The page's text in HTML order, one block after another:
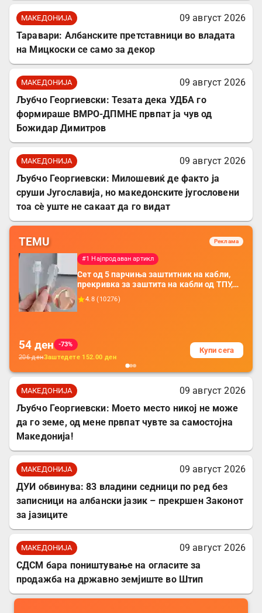
МАКЕДОНИЈА
09 август 2026
Таравари: Албанските претставници во владата
на Мицкоски се само за декор
МАКЕДОНИЈА
09 август 2026
Љубчо Георгиевски: Тезата дека УДБА го
формираше ВМРО-ДПМНЕ првпат ја чув од
Божидар Димитров
МАКЕДОНИЈА
09 август 2026
Љубчо Георгиевски: Милошевиќ де факто ја
сруши Југославија, но македонските југословени
тоа сè уште не сакаат да го видат
TEMU Реклама
#1 Најпродаван артикл
Сет од 5 парчиња заштитник на кабли,
прекривка за заштита на кабли од ТПУ,
додатоци за заштита на кабли, без
батерија, за мобилни телефони, комплет
4.8 (10276)
54 ден
-73%
206денЗаштедете 152.00 ден
Купи сега
МАКЕДОНИЈА
09 август 2026
Љубчо Георгиевски: Моето место никој не може
да го земе, од мене првпат чувте за самостојна
Македонија!
МАКЕДОНИЈА
09 август 2026
ДУИ обвинува: 83 владини седници по ред без
записници на албански јазик – прекршен Законот
за јазиците
МАКЕДОНИЈА
09 август 2026
СДСМ бара поништување на огласите за
продажба на државно земјиште во Штип